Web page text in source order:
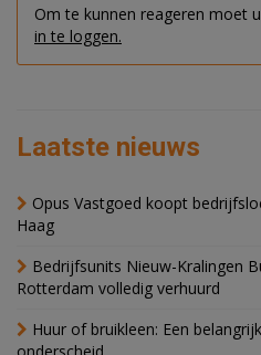
Om te kunnen reageren moet
in te loggen.
Laatste nieuws
Opus Vastgoed koopt
Haag
Bedrijfsunits Nieuw-Kralingen
Rotterdam volledig verhuurd
Huur of bruikleen: Een